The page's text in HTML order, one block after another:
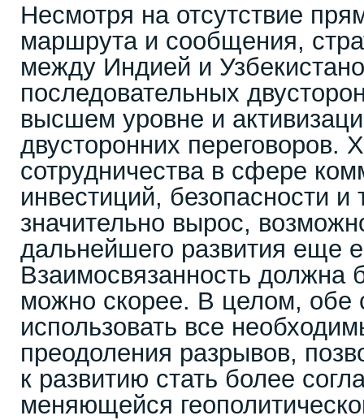
Несмотря на отсутствие
маршрута и сообщения,
между Индией и
последовательных
высшем уровне и
двусторонних переговоров.
сотрудничества в сфере
инвестиций, безопасности и
значительно вырос,
дальнейшего развития еще
Взаимосвязанность должна
можно скорее. В целом, обе
использовать все
преодоления разрывов,
к развитию стать более
меняющейся